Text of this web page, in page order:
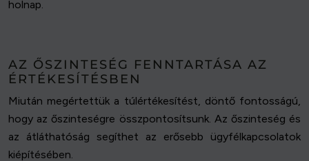
holnap.
AZ ŐSZINTESÉG FENNTARTÁSA AZ
ÉRTÉKESÍTÉSBEN
Miután megértettük a túlértékesítést, döntő fontosságú,
hogy az őszinteségre összpontosítsunk. Az őszinteség és
az átláthatóság segíthet az erősebb ügyfélkapcsolatok
kiépítésében.